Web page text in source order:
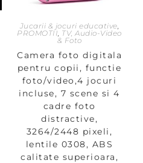
Jucarii & jocuri educative
PROMOTII TV, Audio-Video
& Foto
Camera foto digitala
pentru copii, functie
foto/video,4 jocuri
incluse, 7 scene si 4
cadre foto
distractive,
3264/2448 pixeli,
lentile 0308, ABS
calitate superioara,